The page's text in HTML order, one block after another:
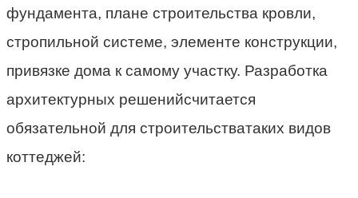
фундамента, плане строительства кровли,
стропильной системе, элементе конструкции,
привязке дома к самому участку. Разработка
архитектурных решенийсчитается
обязательной для строительстватаких видов
коттеджей: